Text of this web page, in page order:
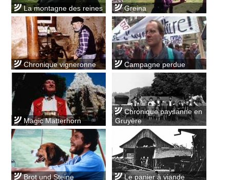
La montagne des reines Greina
Chronique vigneronne Campagne perdue
Magic Matterhorn
Chronique paysanne en
Gruyère
Brot und Steine Le panier à viande